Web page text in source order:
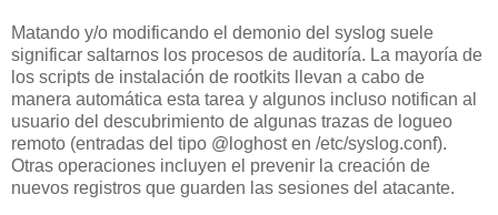
Matando y/o modificando el demonio del syslog suele
significar saltarnos los procesos de auditoría. La mayoría de
los scripts de instalación de rootkits llevan a cabo de
manera automática esta tarea y algunos incluso notifican al
usuario del descubrimiento de algunas trazas de logueo
remoto (entradas del tipo @loghost en /etc/syslog.conf).
Otras operaciones incluyen el prevenir la creación de
nuevos registros que guarden las sesiones del atacante.